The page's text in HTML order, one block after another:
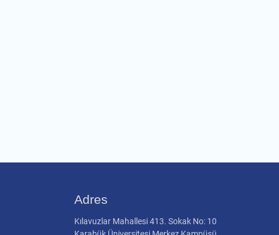
Adres
Kılavuzlar Mahallesi 413. Sokak No: 10